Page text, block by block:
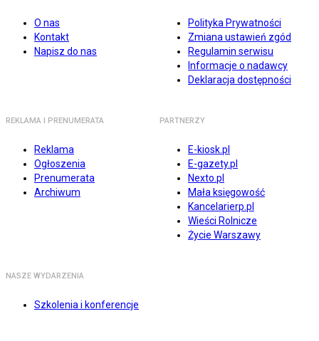
O nas
Kontakt
Napisz do nas
Polityka Prywatności
Zmiana ustawień zgód
Regulamin serwisu
Informacje o nadawcy
Deklaracja dostępności
REKLAMA I PRENUMERATA
Reklama
Ogłoszenia
Prenumerata
Archiwum
PARTNERZY
E-kiosk.pl
E-gazety.pl
Nexto.pl
Mała księgowość
Kancelarierp.pl
Wieści Rolnicze
Życie Warszawy
NASZE WYDARZENIA
Szkolenia i konferencje